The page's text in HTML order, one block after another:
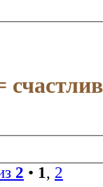
2 • 1, 2